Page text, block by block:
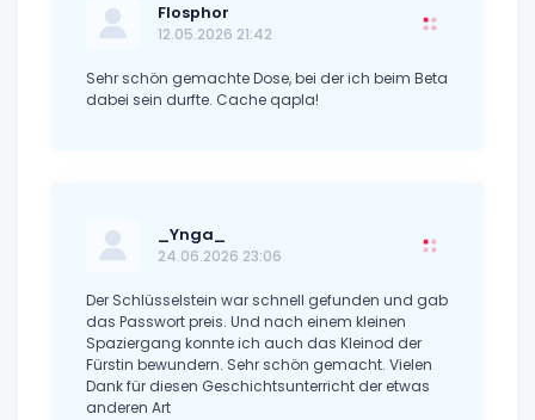
Flosphor
12.05.2026 21:42
Sehr schön gemachte Dose, bei der ich beim Beta
dabei sein durfte. Cache qapla!
_Ynga_
24.06.2026 23:06
Der Schlüsselstein war schnell gefunden und gab
das Passwort preis. Und nach einem kleinen
Spaziergang konnte ich auch das Kleinod der
Fürstin bewundern. Sehr schön gemacht. Vielen
Dank für diesen Geschichtsunterricht der etwas
anderen Art